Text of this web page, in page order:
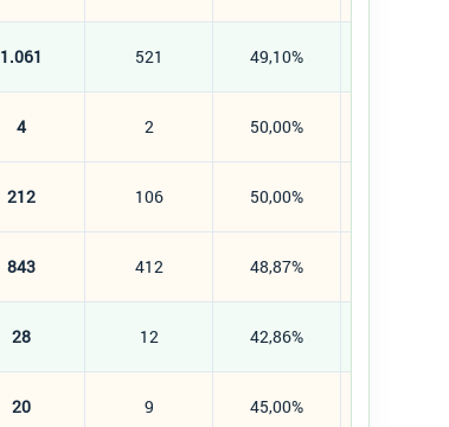
1.061 521 49,10%
4 2 50,00%
212 106 50,00%
843 412 48,87%
28 12 42,86%
20 9 45,00%